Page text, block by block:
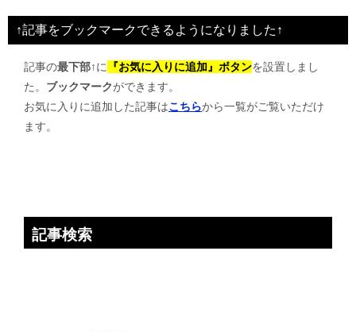
ビ
ゲ
↑記事をブックマークできるようになりました↑
記事の最下部↑に 『お気に入りに追加』ボタンを設置しまし
た。 ブックマークができます。
お気に入りに追加した記事はこちらから一覧がご覧いただけ
ます。
記事検索